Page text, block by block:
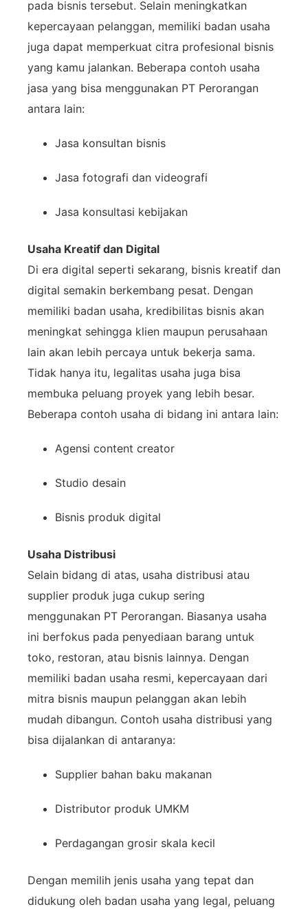
pada bisnis tersebut. Selain meningkatkan
kepercayaan pelanggan, memiliki badan usaha
juga dapat memperkuat citra profesional bisnis
yang kamu jalankan. Beberapa contoh usaha
jasa yang bisa menggunakan PT Perorangan
antara lain:
Jasa konsultan bisnis
Jasa fotografi dan videografi
Jasa konsultasi kebijakan
Usaha Kreatif dan Digital
Di era digital seperti sekarang, bisnis kreatif dan
digital semakin berkembang pesat. Dengan
memiliki badan usaha, kredibilitas bisnis akan
meningkat sehingga klien maupun perusahaan
lain akan lebih percaya untuk bekerja sama.
Tidak hanya itu, legalitas usaha juga bisa
membuka peluang proyek yang lebih besar.
Beberapa contoh usaha di bidang ini antara lain:
Agensi content creator
Studio desain
Bisnis produk digital
Usaha Distribusi
Selain bidang di atas, usaha distribusi atau
supplier produk juga cukup sering
menggunakan PT Perorangan. Biasanya usaha
ini berfokus pada penyediaan barang untuk
toko, restoran, atau bisnis lainnya. Dengan
memiliki badan usaha resmi, kepercayaan dari
mitra bisnis maupun pelanggan akan lebih
mudah dibangun. Contoh usaha distribusi yang
bisa dijalankan di antaranya:
Supplier bahan baku makanan
Distributor produk UMKM
Perdagangan grosir skala kecil
Dengan memilih jenis usaha yang tepat dan
didukung oleh badan usaha yang legal, peluang